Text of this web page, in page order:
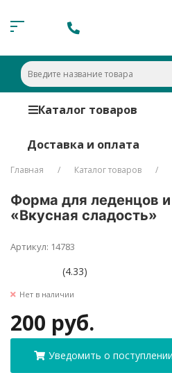
Каталог товаров
Доставка и оплата
Главная Каталог товаров
Форма для леденцов
«Вкусная сладость»
Артикул: 14783
(4.33)
Нет в наличии
200 руб.
Уведомить о поступлении